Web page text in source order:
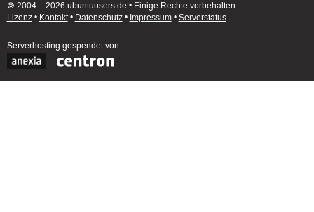
🄯 2004 – 2026 ubuntuusers.de • Einige Rechte vorbehalten
Lizenz• Kontakt• Datenschutz• Impressum• Serverstatus
Serverhosting gespendet von